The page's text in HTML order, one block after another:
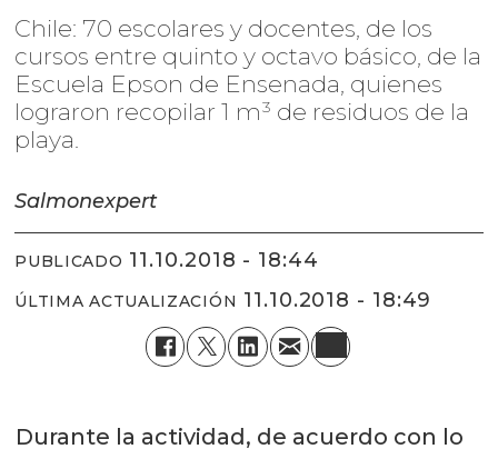
Chile: 70 escolares y docentes, de los
cursos entre quinto y octavo básico, de la
Escuela Epson de Ensenada, quienes
lograron recopilar 1 m³ de residuos de la
playa.
Salmonexpert
PUBLICADO 11.10.2018 - 18:44
ÚLTIMA ACTUALIZACIÓN 11.10.2018 - 18:49
Durante la actividad, de acuerdo con lo